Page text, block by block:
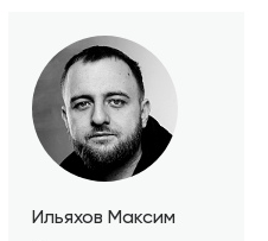
Ильяхов Максим